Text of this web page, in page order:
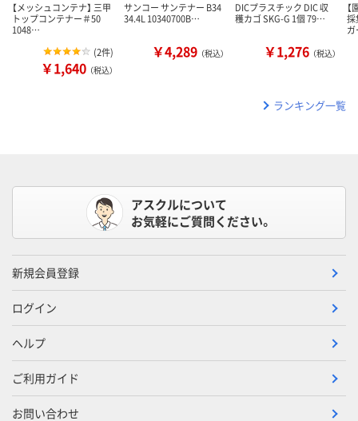
【メッシュコンテナ】 三甲
トップコンテナー＃50
1048…
(2件)
￥1,640 （税込）
サンコー サンテナー B34
34.4L 10340700B…
￥4,289 （税込）
DICプラスチック DIC 収
穫カゴ SKG-G 1個 79…
￥1,276 （税込）
採
ランキング一覧
アスクルについて
お気軽にご質問ください。
新規会員登録
ログイン
ヘルプ
ご利用ガイド
お問い合わせ